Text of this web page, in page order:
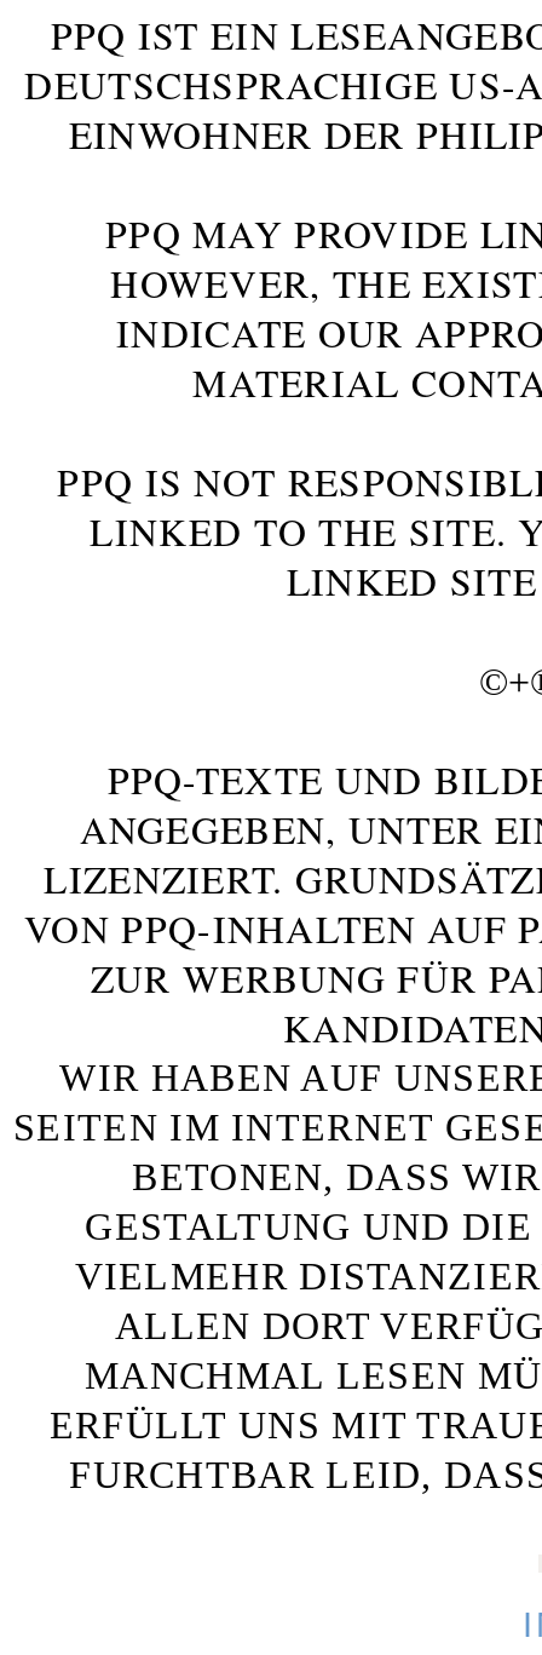
PPQ IST EIN
DEUTSCHSPRACHIGE US-
INWOHNER DER
PPQ MAY PROVIDE
HOWEVER, THE
INDICATE OUR
MATERIAL
PPQ IS NOT
LINKED TO THE SITE.
LINKED
©+
PPQ-TEXTE UND
ANGEGEBEN, UNTER
LIZENZIERT.
VON PPQ-INHALTEN AUF
ZUR WERBUNG FÜR
WIR HABEN AUF
SEITEN IM INTERNET
BETONEN, DASS
GESTALTUNG UND
VIELMEHR
ALLEN DORT
MANCHMAL LESEN
ERFÜLLT UNS MIT
FURCHTBAR LEID,